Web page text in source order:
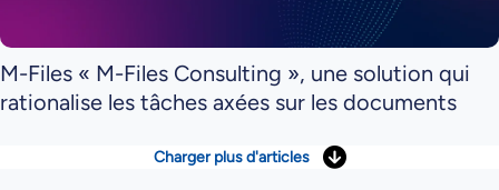
M-Files « M-Files Consulting », une solution qui
rationalise les tâches axées sur les documents
Charger plus d'articles